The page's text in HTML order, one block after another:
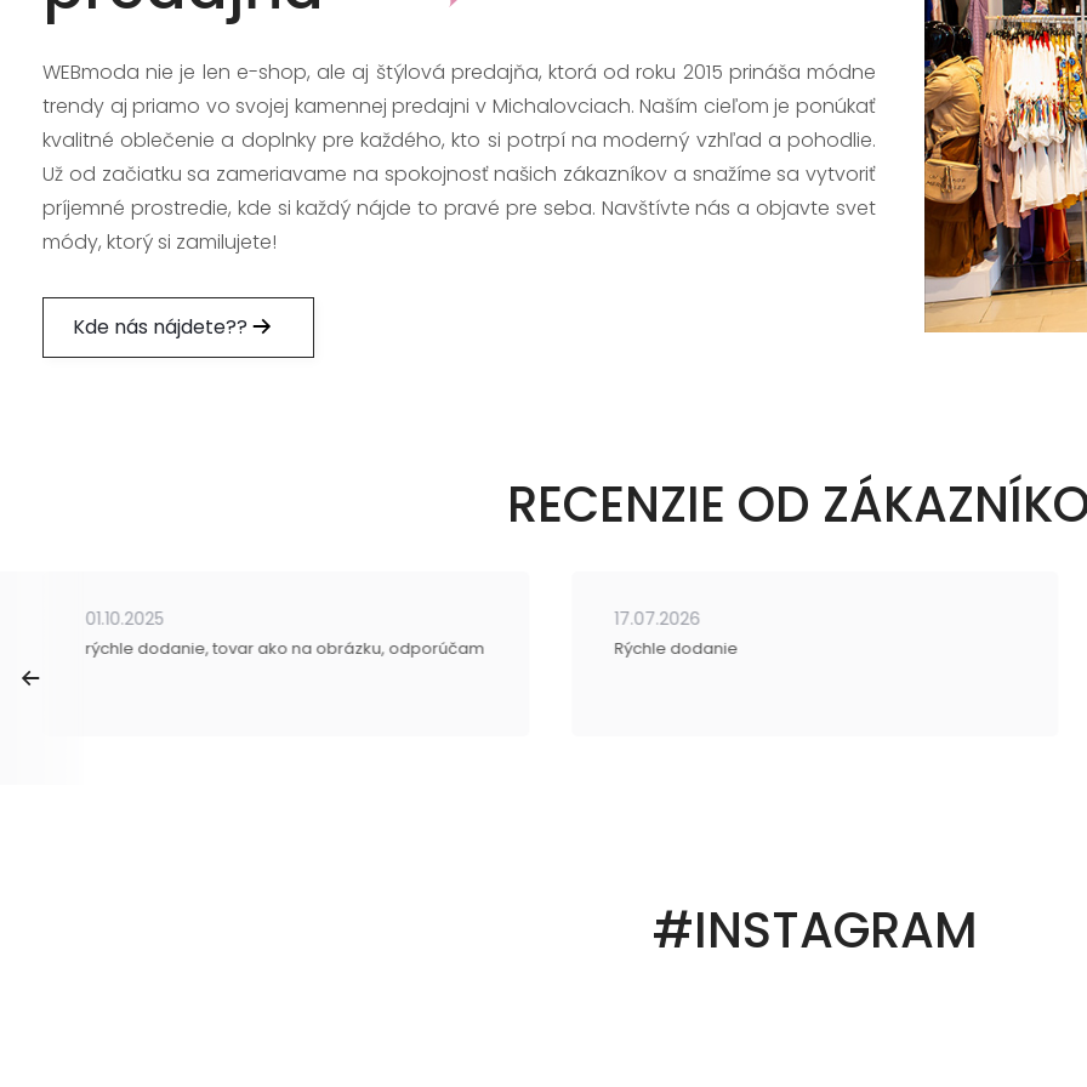
WEBmoda nie je len e-shop, ale aj štýlová predajňa, ktorá od roku 2015 prináša módne
trendy aj priamo vo svojej kamennej predajni v Michalovciach. Naším cieľom je ponúkať
kvalitné oblečenie a doplnky pre každého, kto si potrpí na moderný vzhľad a pohodlie.
Už od začiatku sa zameriavame na spokojnosť našich zákazníkov a snažíme sa vytvoriť
príjemné prostredie, kde si každý nájde to pravé pre seba. Navštívte nás a objavte svet
módy, ktorý si zamilujete!
Kde nás nájdete??
RECENZIE OD
01.10.2025
rýchle dodanie, tovar ako na obrázku, odporúčam
17.07.2026
Rýchle dodanie
#INSTAGRAM